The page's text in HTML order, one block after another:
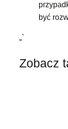
być
„`
Zobacz